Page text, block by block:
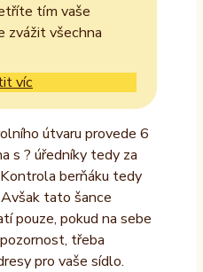
tím vaše
zvážit všechna
víc
útvaru provede 6
s ? úředníky tedy za
berňáku tedy
tato šance
pouze, pokud na sebe
třeba
pro vaše sídlo.